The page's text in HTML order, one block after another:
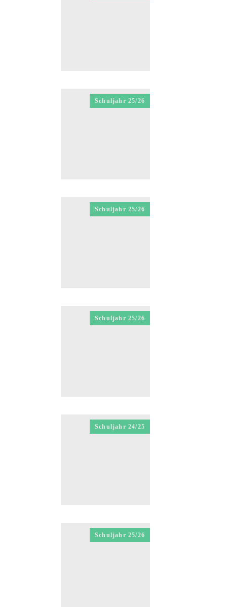
Schuljahr 25/26
Schuljahr 25/26
Schuljahr 25/26
Schuljahr 24/25
Schuljahr 25/26